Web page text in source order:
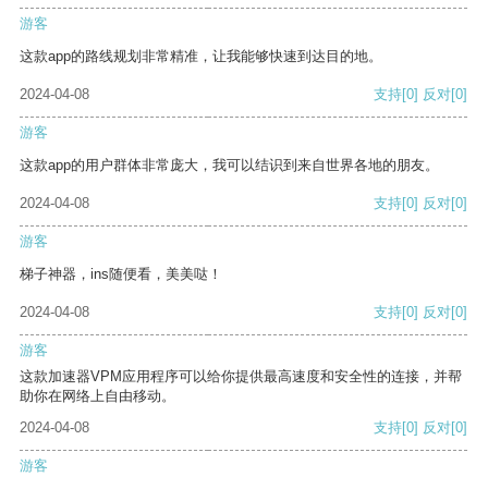
游客
这款app的路线规划非常精准，让我能够快速到达目的地。
2024-04-08 支持[0] 反对[0]
游客
这款app的用户群体非常庞大，我可以结识到来自世界各地的朋友。
2024-04-08 支持[0] 反对[0]
游客
梯子神器，ins随便看，美美哒！
2024-04-08 支持[0] 反对[0]
游客
这款加速器VPM应用程序可以给你提供最高速度和安全性的连接，并帮
助你在网络上自由移动。
2024-04-08
支持[0] 反对[0]
游客